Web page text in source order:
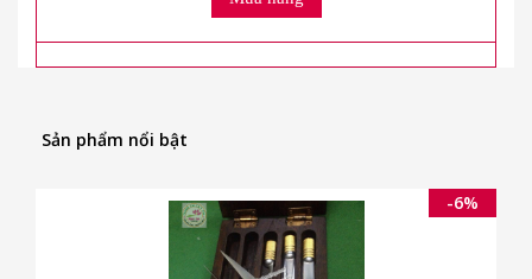
Sản phẩm nổi bật
-6%